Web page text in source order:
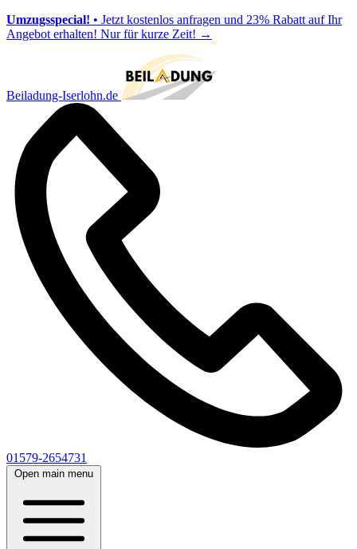
Umzugsspecial! • Jetzt kostenlos anfragen und 23% Rabatt auf Ihr
Angebot erhalten! Nur für kurze Zeit! →
Beiladung-Iserlohn.de
01579-2654731
Open main menu